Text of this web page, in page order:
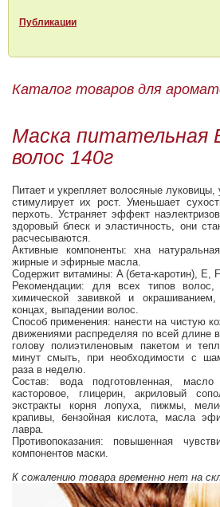
Публикации
Каталог товаров для
Маска питательная
волос 140г
Питает и укрепляет волосяные луковицы,
стимулирует их рост. Уменьшает
перхоть. Устраняет эффект
здоровый блеск и эластичность, они
расчесываются.
Активные компоненты: хна
жирные и эфирные масла.
Содержит витамины: A (бета-каротин), E,
Рекомендации: для всех типов
химической завивкой и
концах, выпадении волос.
Способ применения: нанести на чистую
движениями распределяя по всей длине
голову полиэтиленовым пакетом и
минут смыть, при необходимости с
раза в неделю.
Состав: вода подготовленная,
касторовое, глицерин, акриловый
экстракты корня лопуха, пижмы,
крапивы, бензойная кислота, масла
лавра.
Противопоказания: повышенная
компонентов маски.
К сожалению товара временно нет на